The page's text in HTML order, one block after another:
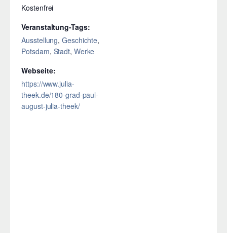
Kostenfrei
Veranstaltung-Tags:
Ausstellung,Geschichte,
Potsdam, Stadt, Werke
Webseite:
https://www.julia-
theek.de/180-grad-paul-
august-julia-theek/